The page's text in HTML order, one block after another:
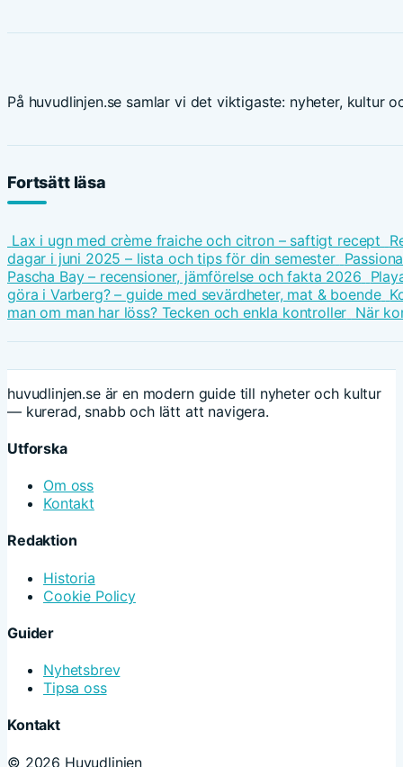
På huvudlinjen.se samlar vi det viktigaste: nyheter, kultur
Fortsätt läsa
Lax i ugn med crème fraiche och citron – saftigt recept
dagar i juni 2025 – lista och tips för din semester
Pascha Bay – recensioner, jämförelse och fakta 2026
göra i Varberg? – guide med sevärdheter, mat & boende
man om man har löss? Tecken och enkla kontroller När
huvudlinjen.se är en modern guide till nyheter och kultur
— kurerad, snabb och lätt att navigera.
Utforska
Om oss
Kontakt
Redaktion
Historia
Cookie Policy
Guider
Nyhetsbrev
Tipsa oss
Kontakt
© 2026 Huvudlinjen